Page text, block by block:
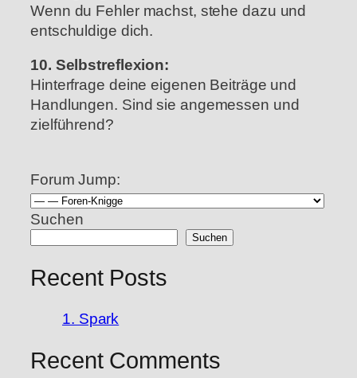
Wenn du Fehler machst, stehe dazu und
entschuldige dich.
10. Selbstreflexion:
Hinterfrage deine eigenen Beiträge und
Handlungen. Sind sie angemessen und
zielführend?
Forum Jump:
Suchen
Suchen
Recent Posts
1. Spark
Recent Comments